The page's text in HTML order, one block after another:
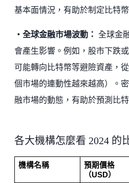
基本面情況，有助於制定比特
・全球金融市場波動： 全球金
會產生影響。例如，股市下跌
可能轉向比特幣等避險資產，
個市場的連動性越來越高）。
融市場的動態，有助於預測比
各大機構怎麼看 2024 的
機構名稱
預期價格
（USD）